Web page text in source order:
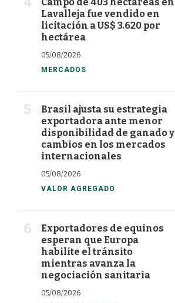
Campo de 403 hectáreas en
Lavalleja fue vendido en
licitación a US$ 3.620 por
hectárea
05/08/2026
MERCADOS
Brasil ajusta su estrategia
exportadora ante menor
disponibilidad de ganado y
cambios en los mercados
internacionales
05/08/2026
VALOR AGREGADO
Exportadores de equinos
esperan que Europa
habilite el tránsito
mientras avanza la
negociación sanitaria
05/08/2026